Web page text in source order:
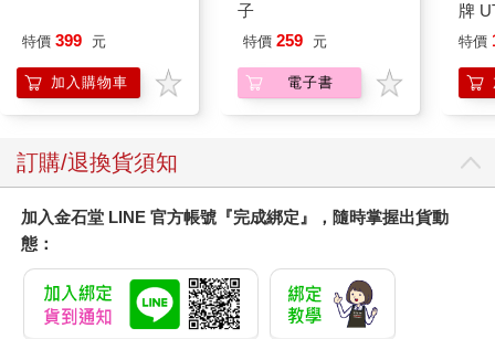
特價 399 元
加入購物車
子
特價 259 元
電子書
牌
日
特價
訂購/退換貨須知
加入金石堂 LINE 官方帳號『完成綁定』，隨時掌握出貨動
態：